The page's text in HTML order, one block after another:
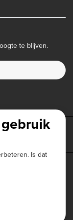
te blijven.
Is dat